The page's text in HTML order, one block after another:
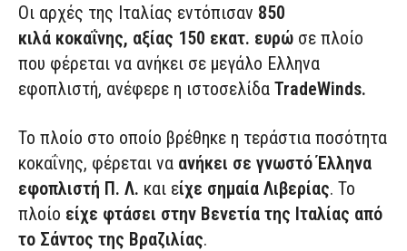
Οι αρχές της Ιταλίας εντόπισαν 850
κιλά κοκαΐνης, αξίας 150 εκατ. ευρώ σε πλοίο
που φέρεται να ανήκει σε μεγάλο Ελληνα
εφοπλιστή, ανέφερε η ιστοσελίδα TradeWinds.
Το πλοίο στο οποίο βρέθηκε η τεράστια ποσότητα
κοκαΐνης, φέρεται να ανήκει σε γνωστό Έλληνα
εφοπλιστή Π. Λ. και είχε σημαία Λιβερίας. Το
πλοίο είχε φτάσει στην Βενετία της Ιταλίας από
το Σάντος της Βραζιλίας.